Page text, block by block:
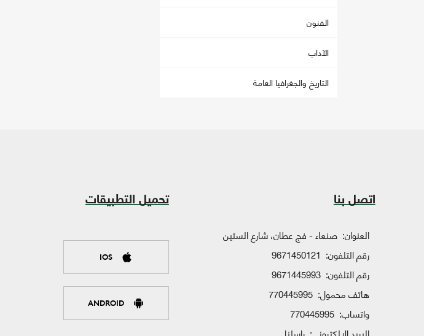
الفنون
الآداب
التاريخ والجغرافيا العامة
اتصل بنا
العنوان: صنعاء - فج عطان، شارع الستين
رقم التلفون: 9671450121
رقم التلفون: 9671445993
هاتف محمول: 770445995
واتساب: 770445995
تحميل التطبيقات
IOS
ANDROID